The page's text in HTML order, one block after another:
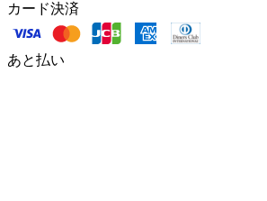
カード決済
あと払い